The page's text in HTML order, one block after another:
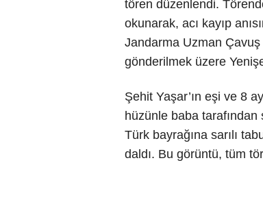
tören düzenlendi.
okunarak, acı kayıp
Jandarma Uzman Çavuş
gönderilmek üzere
Şehit Yaşar’ın eşi ve 8
hüzünle baba tarafından
Türk bayrağına sarılı
daldı. Bu görüntü, tüm